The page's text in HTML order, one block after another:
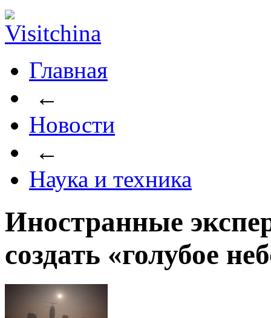
Главная
←
Новости
←
Наука и техника
Иностранные
создать «голубое